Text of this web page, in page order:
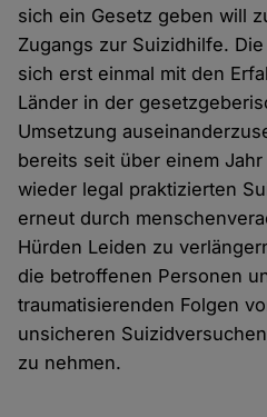
sich ein Gesetz geben will
Zugangs zur Suizidhilfe.
sich erst einmal mit den
Länder in der
Umsetzung
bereits seit über einem
wieder legal praktizierten
erneut durch
Hürden Leiden zu
die betroffenen Personen
traumatisierenden Folgen
unsicheren
zu nehmen.